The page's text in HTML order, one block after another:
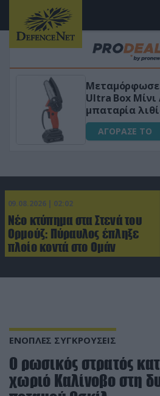
Μεταμόρφωσε τον
Ultra Box Μίνι
μπαταρία λιθίου
ΑΓΟΡΑΣΕ ΤΟ
09.08.2026 | 02:02
Νέο κτύπημα στα Στενά του
Ορμούζ: Πύραυλος έπληξε
πλοίο κοντά στο Ομάν
ΕΝΟΠΛΕΣ ΣΥΓΚΡΟΥΣΕΙΣ
Ο ρωσικός στρατός
χωριό Καλίνοβο στη